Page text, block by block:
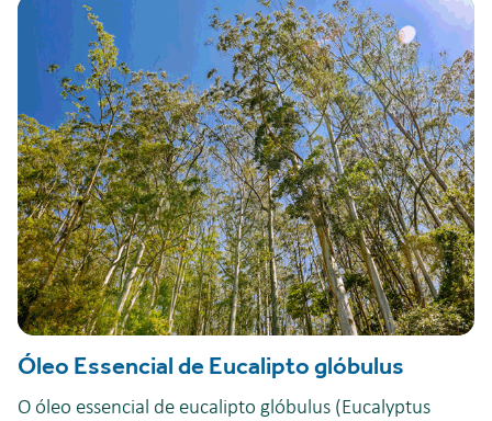
Óleo Essencial de Eucalipto glóbulus
O óleo essencial de eucalipto glóbulus (Eucalyptus